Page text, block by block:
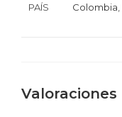
PAÍS Colombia
Valoraciones